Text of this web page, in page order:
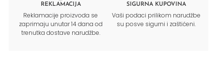
REKLAMACIJA
Reklamacije proizvoda se
zaprimaju unutar 14 dana od
trenutka dostave narudžbe.
SIGURNA KUPOVINA
Vaši podaci prilikom narudžbe
su posve sigurni i zaštićeni.